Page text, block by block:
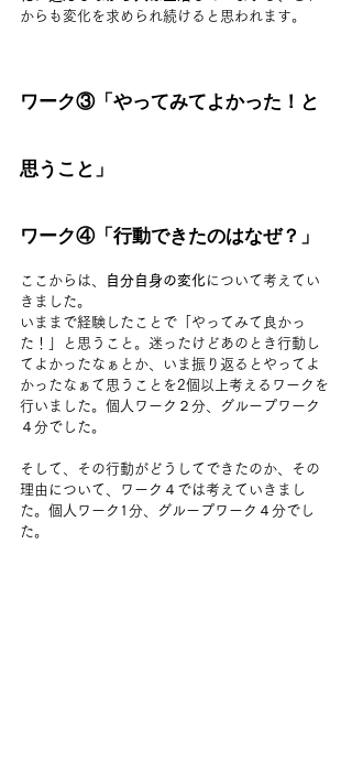
からも変化を求められ続けると思われます。
ワーク③「やってみてよかった！と
思うこと」
ワーク④「行動できたのはなぜ？」
ここからは、 自分自身の変化 について考えてい
きました。
いままで経験したことで「やってみて良かっ
た！」と思うこと。迷ったけどあのとき行動し
てよかったなぁとか、いま振り返るとやってよ
かったなぁて思うことを2個以上考えるワークを
行いました。個人ワーク２分、グループワーク
４分でした。
そして、その行動がどうしてできたのか、その
理由について、ワーク４では考えていきまし
た。個人ワーク1分、グループワーク４分でし
た。